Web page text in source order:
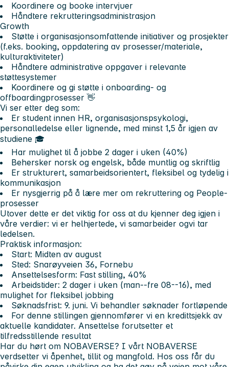
Koordinere og booke intervjuer
Håndtere rekrutteringsadministrasjon
Growth
Støtte i organisasjonsomfattende initiativer og prosjekter
(f.eks. booking, oppdatering av prosesser/materiale,
kulturaktiviteter)
Håndtere administrative oppgaver i relevante
støttesystemer
Koordinere og gi støtte i onboarding- og
offboardingprosesser 👋
Vi ser etter deg som:
Er student innen HR, organisasjonspsykologi,
personalledelse eller lignende, med minst 1,5 år igjen av
studiene 🎓
Har mulighet til å jobbe 2 dager i uken (40%)
Behersker norsk og engelsk, både muntlig og skriftlig
Er strukturert, samarbeidsorientert, fleksibel og tydelig i
kommunikasjon
Er nysgjerrig på å lære mer om rekruttering og People-
prosesser
Utover dette er det viktig for oss at du kjenner deg igjen i
våre verdier: vi er helhjertede, vi samarbeider ogvi tar
ledelsen.
Praktisk informasjon:
Start: Midten av august
Sted: Snarøyveien 36, Fornebu
Ansettelsesform: Fast stilling, 40%
Arbeidstider: 2 dager i uken (man--fre 08--16), med
mulighet for fleksibel jobbing
Søknadsfrist: 9. juni. Vi behandler søknader fortløpende
For denne stillingen gjennomfører vi en kredittsjekk av
aktuelle kandidater. Ansettelse forutsetter et
tilfredsstillende resultat
Har du hørt om NOBAVERSE? I vårt NOBAVERSE
verdsetter vi åpenhet, tillit og mangfold. Hos oss får du